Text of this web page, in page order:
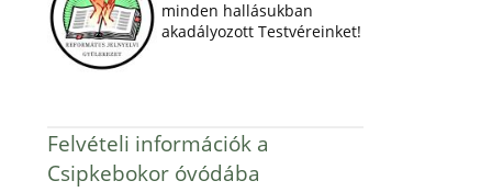
minden hallásukban
akadályozott Testvéreinket!
Felvételi információk a
Csipkebokor óvódába